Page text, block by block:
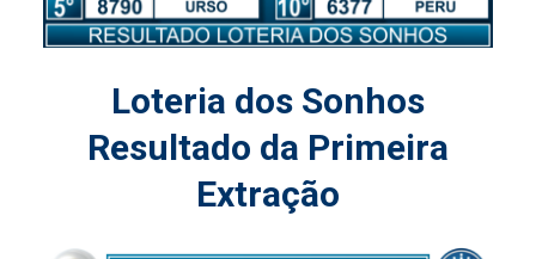
Loteria dos Sonhos
Resultado da Primeira
Extração